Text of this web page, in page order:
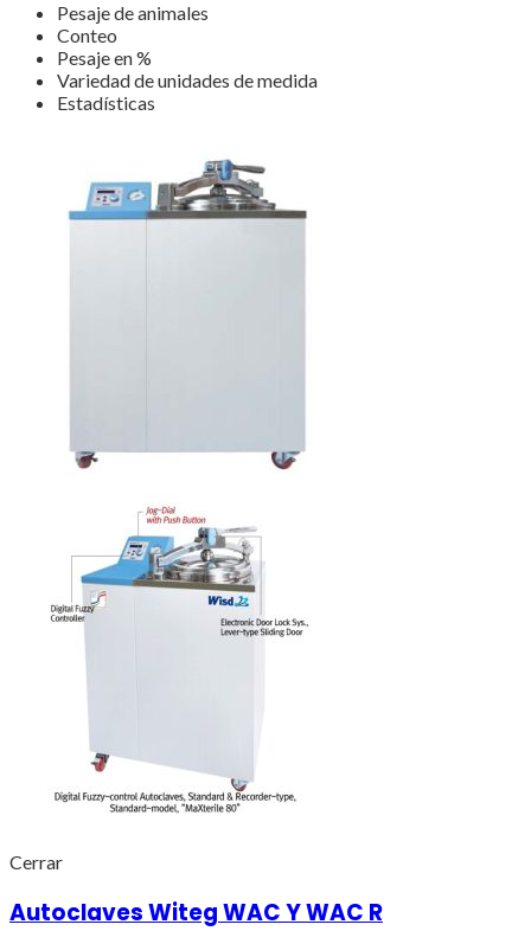
Pesaje de animales
Conteo
Pesaje en %
Variedad de unidades de medida
Estadísticas
Cerrar
Autoclaves Witeg WAC Y WAC R